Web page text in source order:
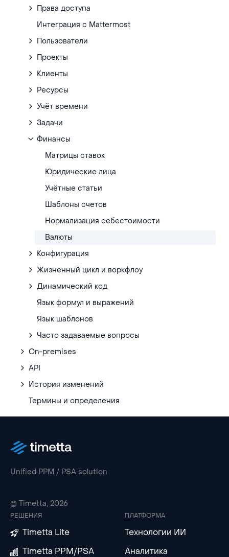
Права доступа
Интеграция с Mattermost
Пользователи
Проекты
Клиенты
Ресурсы
Учёт времени
Задачи
Финансы
Матрицы ставок
Юридические лица
Учётные статьи
Шаблоны счетов
Нормализация себестоимости
Валюты
Конфигурация
Жизненный цикл и воркфлоу
Динамический код
Язык формул и выражений
Язык шаблонов
Часто задаваемые вопросы
On-premises
API
История изменений
Термины и определения
Unified PPM / PSA solution
© Timetta, 2026
РЕШЕНИЯ
Timetta Lite
Timetta PPM/PSA
ПЛАТФОРМА
Технологии ИИ
Аналитика